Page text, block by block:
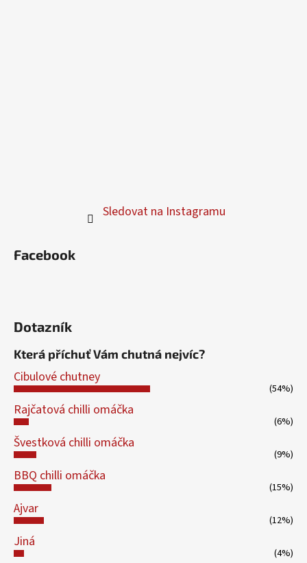
Sledovat na Instagramu
Facebook
Dotazník
Která příchuť Vám chutná nejvíc?
Cibulové chutney
(54%)
Rajčatová chilli omáčka
(6%)
Švestková chilli omáčka
(9%)
BBQ chilli omáčka
(15%)
Ajvar
(12%)
Jiná
(4%)